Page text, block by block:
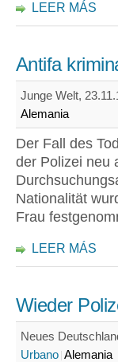
LEER MÁS
Antifa
Junge Welt,
Alemania
Der Fall des
der Polizei neu
Nationalität
Frau
LEER MÁS
Wieder
Neues
Urbano Alemania